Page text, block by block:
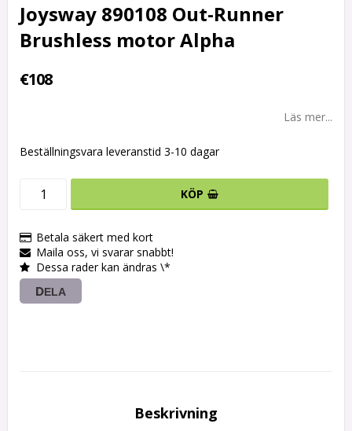
Joysway 890108 Out-Runner
Brushless motor Alpha
€108
Läs mer...
Beställningsvara leveranstid 3-10 dagar
KÖP
Betala säkert med kort
Maila oss, vi svarar snabbt!
Dessa rader kan ändras \*
DELA
Beskrivning